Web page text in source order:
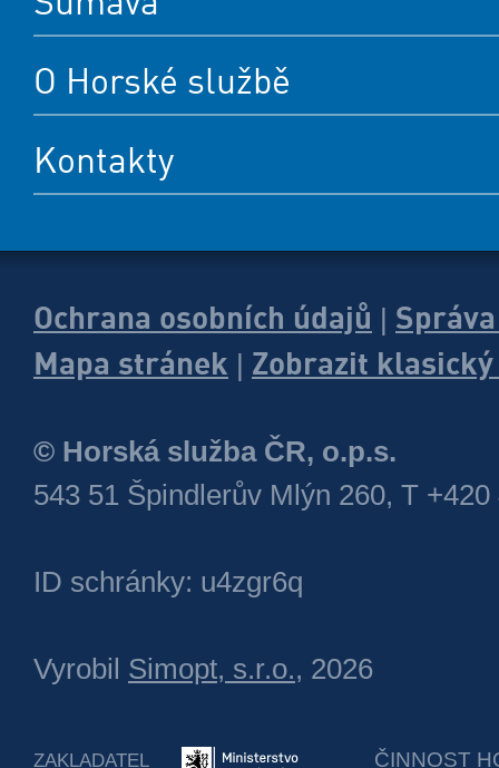
O Horské službě
Kontakty
Ochrana osobních údajů
Mapa stránek
Zobrazit
© Horská služba ČR, o.p.s.
543 51 Špindlerův Mlýn 260, T +420
ID schránky: u4zgr6q
Vyrobil Simopt, s.r.o., 2026
ZAKLADATEL
ČINNOST